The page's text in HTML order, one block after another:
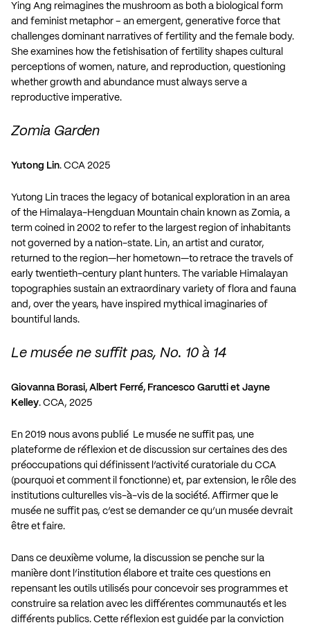
Ying Ang reimagines the mushroom as both a biological form
and feminist metaphor – an emergent, generative force that
challenges dominant narratives of fertility and the female body.
She examines how the fetishisation of fertility shapes cultural
perceptions of women, nature, and reproduction, questioning
whether growth and abundance must always serve a
reproductive imperative.
Zomia Garden
Yutong Lin. CCA 2025
Yutong Lin traces the legacy of botanical exploration in an area
of the Himalaya-Hengduan Mountain chain known as Zomia, a
term coined in 2002 to refer to the largest region of inhabitants
not governed by a nation-state. Lin, an artist and curator,
returned to the region—her hometown—to retrace the travels of
early twentieth-century plant hunters. The variable Himalayan
topographies sustain an extraordinary variety of flora and fauna
and, over the years, have inspired mythical imaginaries of
bountiful lands.
Le musée ne suffit pas, No. 10 à 14
Giovanna Borasi, Albert Ferré, Francesco Garutti et Jayne
Kelley. CCA, 2025
En 2019 nous avons publié Le musée ne suffit pas, une
plateforme de réflexion et de discussion sur certaines des des
préoccupations qui définissent l’activité curatoriale du CCA
(pourquoi et comment il fonctionne) et, par extension, le rôle des
institutions culturelles vis-à-vis de la société. Affirmer que le
musée ne suffit pas, c’est se demander ce qu’un musée devrait
être et faire.
Dans ce deuxième volume, la discussion se penche sur la
manière dont l’institution élabore et traite ces questions en
repensant les outils utilisés pour concevoir ses programmes et
construire sa relation avec les différentes communautés et les
différents publics. Cette réflexion est guidée par la conviction